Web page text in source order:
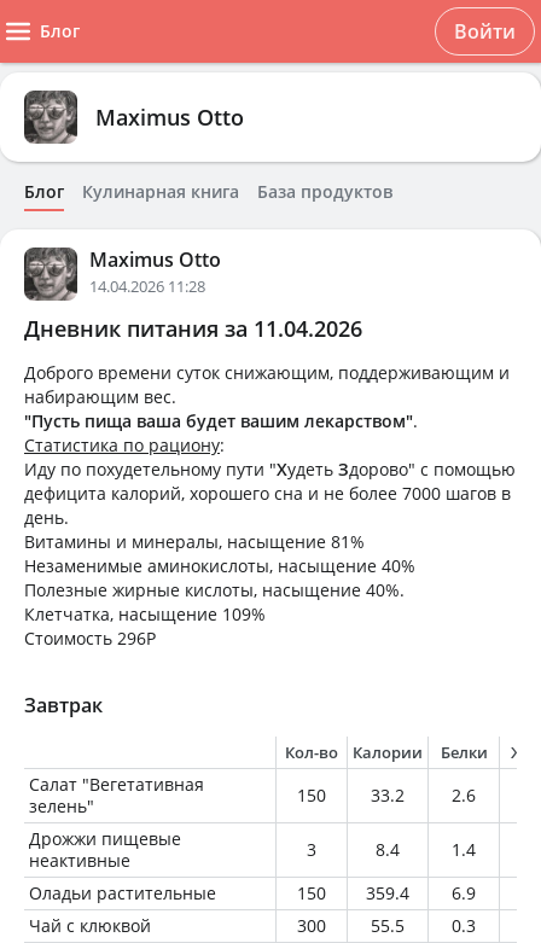
Блог Войти
Maximus Otto
Блог Кулинарная книга База продуктов
Maximus Otto
14.04.2026 11:28
Дневник питания за 11.04.2026
Доброго времени суток снижающим, поддерживающим и
набирающим вес.
"Пусть пища ваша будет вашим лекарством".
Статистика по рациону:
Иду по похудетельному пути "Худеть Здорово" с помощью
дефицита калорий, хорошего сна и не более 7000 шагов в
день.
Витамины и минералы, насыщение 81%
Незаменимые аминокислоты, насыщение 40%
Полезные жирные кислоты, насыщение 40%.
Клетчатка, насыщение 109%
Стоимость 296Р
Завтрак
Кол-во Калории Белки
Салат "Вегетативная
зелень"
150 33.2 2.6
Дрожжи пищевые
неактивные
3 8.4 1.4
Оладьи растительные
150 359.4 6.9
Чай с клюквой
300 55.5 0.3